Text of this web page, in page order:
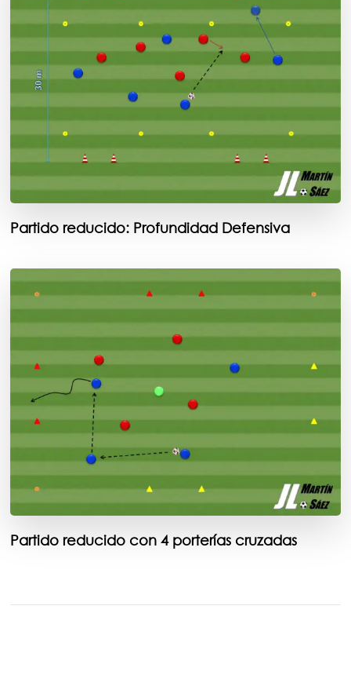
Partido reducido: Profundidad Defensiva
Partido reducido con 4 porterías cruzadas